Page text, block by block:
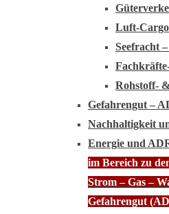
Luft-
Seefracht
Rohstoff-
Gefahrengut –
Nachhaltigkeit
Energie und
im Bereich zu
Strom – Gas –
Gefahrengut